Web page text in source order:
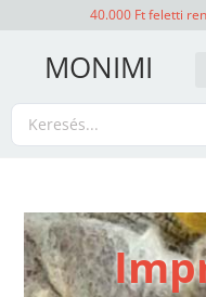
40.000 Ft feletti
MONIMI